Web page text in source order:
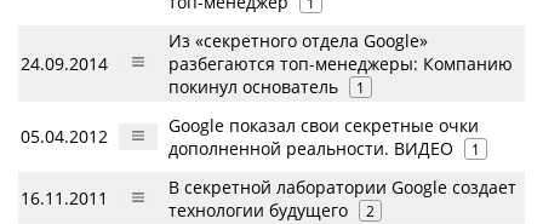
24.09.2014
Из «секретного отдела Google»
разбегаются топ-менеджеры: Компанию
покинул основатель
1
05.04.2012
Google показал свои секретные очки
дополненной реальности. ВИДЕО
1
16.11.2011
В секретной лаборатории Google создает
технологии будущего
2